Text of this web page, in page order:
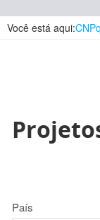
Você está aqui:CNPq
País